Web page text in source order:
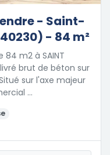
- Saint-
- 84 m²
84 m2 à SAINT
livré brut de béton sur
sur l'axe majeur
…